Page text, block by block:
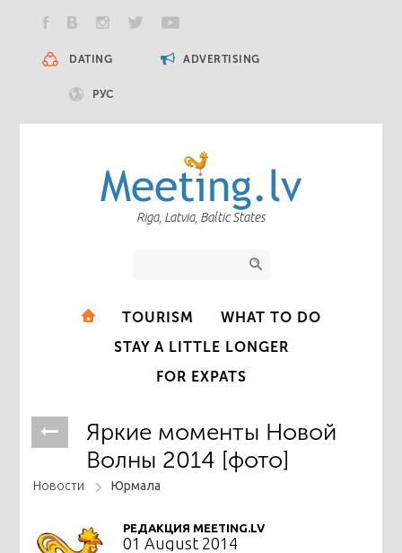
DATING ADVERTISING
РУС
Riga, Latvia, Baltic States
TOURISM
WHAT TO DO
STAY A LITTLE LONGER
FOR EXPATS
Яркие моменты Новой
Волны 2014 [фото]
Новости Юрмала
РЕДАКЦИЯ MEETING.LV
01 August 2014